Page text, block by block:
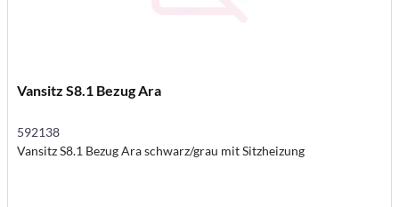
Vansitz S8.1 Bezug Ara
592138
Vansitz S8.1 Bezug Ara schwarz/grau mit Sitzheizung